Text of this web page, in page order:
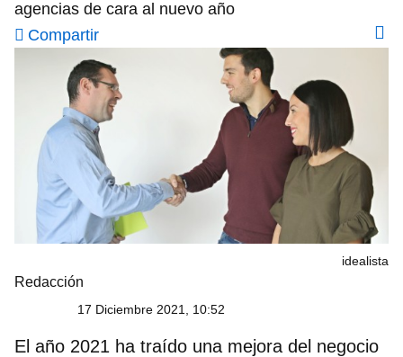
agencias de cara al nuevo año
Compartir
idealista
Redacción
17 Diciembre 2021, 10:52
El año 2021 ha traído una mejora del negocio